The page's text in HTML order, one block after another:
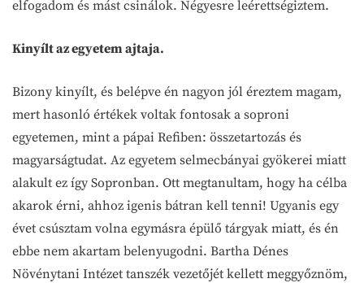
elfogadom és mást csinálok. Négyesre leérettségiztem.
Kinyílt az egyetem ajtaja.
Bizony kinyílt, és belépve én nagyon jól éreztem magam,
mert hasonló értékek voltak fontosak a soproni
egyetemen, mint a pápai Refiben: összetartozás és
magyarságtudat. Az egyetem selmecbányai gyökerei miatt
alakult ez így Sopronban. Ott megtanultam, hogy ha célba
akarok érni, ahhoz igenis bátran kell tenni! Ugyanis egy
évet csúsztam volna egymásra épülő tárgyak miatt, és én
ebbe nem akartam belenyugodni. Bartha Dénes
Növénytani Intézet tanszék vezetőjét kellett meggyőznöm,